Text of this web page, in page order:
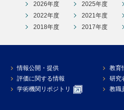
2026年度 2025年度
2022年度
2021年度
2018年度
2017年度
情報公開・提供
教育
評価に関する情報
研究
学術機関リポジトリ
教職